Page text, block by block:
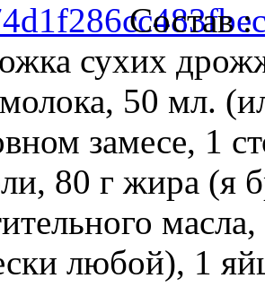
Состав
сухих
50 мл.
замесе, 1
80 г жира (я
любой), 1